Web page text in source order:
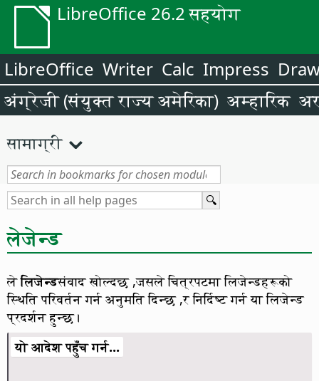
LibreOffice 26.2 सहयोग
LibreOffice Writer Calc Impress
अंग्रेजी (संयुक्त राज्य अमेरिका) अम्हारिक
सामाग्री
लेजेन्ड
लेलिजेन्डसंवाद खोल्दछ ,जसले चित्रपटमा लिजेन्डहरूको
स्थिति परिवर्तन गर्न अनुमति दिन्छ ,र निर्दिष्ट गर्न या लिजेन्ड
प्रदर्शन हुन्छ।
यो आदेश पहुँच गर्न...